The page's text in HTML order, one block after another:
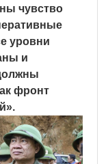
чувство
уровни
и
фронт